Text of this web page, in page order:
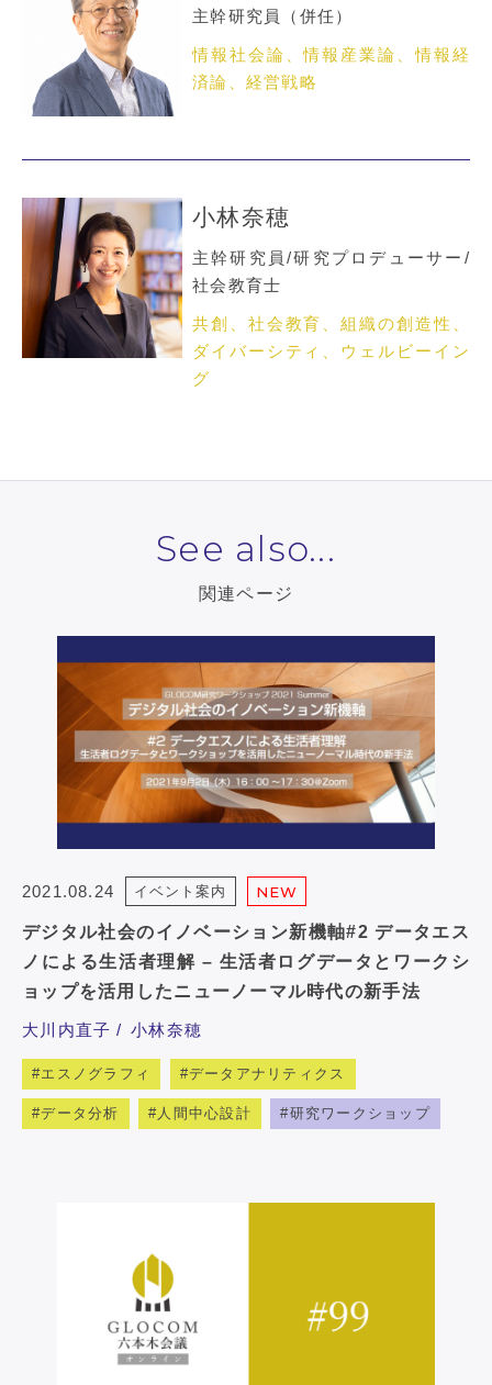
主幹研究員（併任）
情報社会論、情報産業論、情報経
済論、経営戦略
小林奈穂
主幹研究員/研究プロデューサー/
社会教育士
共創、社会教育、組織の創造性、
ダイバーシティ、ウェルビーイン
グ
See also...
関連ページ
2021.08.24 イベント案内 NEW
デジタル社会のイノベーション新機軸#2 データエス
ノによる生活者理解 – 生活者ログデータとワークシ
ョップを活用したニューノーマル時代の新手法
大川内直子 小林奈穂
エスノグラフィ データアナリティクス
データ分析 人間中心設計 研究ワークショップ